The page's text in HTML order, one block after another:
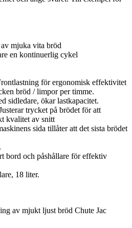
mjuka vita bröd
en kontinuerlig cykel
för ergonomisk effektivitet
bröd / limpor per timme.
sidledare, ökar lastkapacitet.
trycket på brödet för att
kvalitet av snitt
sida tillåter att det sista brödet
bord och påshållare för effektiv
18 liter.